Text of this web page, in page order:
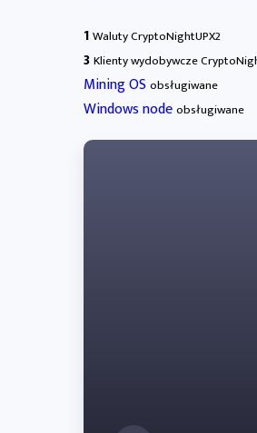
1Waluty CryptoNightUPX2
3Klienty wydobywcze
Mining OS obsługiwane
Windows nodeobsługiwane